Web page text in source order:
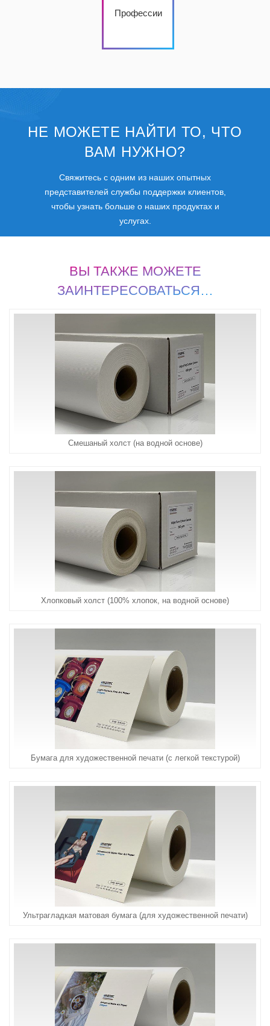
Профессии
НЕ МОЖЕТЕ НАЙТИ ТО, ЧТО
ВАМ НУЖНО?
Свяжитесь с одним из наших опытных
представителей службы поддержки клиентов,
чтобы узнать больше о наших продуктах и
услугах.
ВЫ ТАКЖЕ МОЖЕТЕ
ЗАИНТЕРЕСОВАТЬСЯ…
Смешаный холст (на водной основе)
Хлопковый холст (100% хлопок, на водной основе)
Бумага для художественной печати (с легкой текстурой)
Ультрагладкая матовая бумага (для художественной печати)